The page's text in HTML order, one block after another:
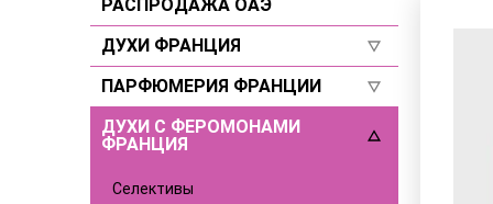
РАСПРОДАЖА ОАЭ
ДУХИ ФРАНЦИЯ
Для женщин
Для мужчин
Селективы
ПАРФЮМЕРИЯ ФРАНЦИИ
Для женщин
Селективы
ДУХИ С ФЕРОМОНАМИ
ФРАНЦИЯ
Селективы